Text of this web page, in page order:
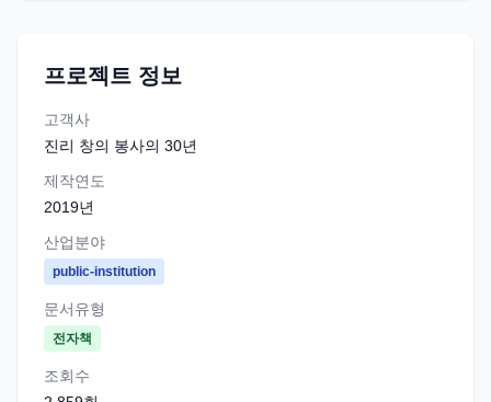
프로젝트 정보
고객사
진리 창의 봉사의 30년
제작연도
2019년
산업분야
public-institution
문서유형
전자책
조회수